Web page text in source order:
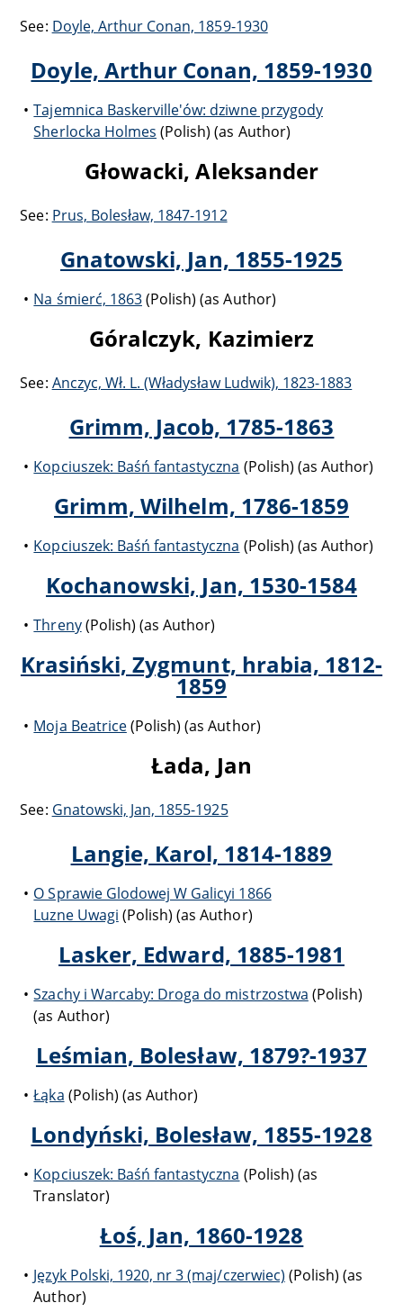
See: Doyle, Arthur Conan, 1859-1930
Doyle, Arthur Conan, 1859-1930
Tajemnica Baskerville'ów: dziwne przygody
Sherlocka Holmes (Polish) (as Author)
Głowacki, Aleksander
See: Prus, Bolesław, 1847-1912
Gnatowski, Jan, 1855-1925
Na śmierć, 1863(Polish) (as Author)
Góralczyk, Kazimierz
See: Anczyc, Wł. L. (Władysław Ludwik), 1823-1883
Grimm, Jacob, 1785-1863
Kopciuszek: Baśń fantastyczna (Polish) (as Author)
Grimm, Wilhelm, 1786-1859
Kopciuszek: Baśń fantastyczna (Polish) (as Author)
Kochanowski, Jan, 1530-1584
Threny(Polish) (as Author)
Krasiński, Zygmunt, hrabia, 1812-
1859
Moja Beatrice(Polish) (as Author)
Łada, Jan
See: Gnatowski, Jan, 1855-1925
Langie, Karol, 1814-1889
O Sprawie Glodowej W Galicyi 1866
Luzne Uwagi (Polish) (as Author)
Lasker, Edward, 1885-1981
Szachy i Warcaby: Droga do mistrzostwa (Polish)
(as Author)
Leśmian, Bolesław, 1879?-1937
Łąka (Polish) (as Author)
Londyński, Bolesław, 1855-1928
Kopciuszek: Baśń fantastyczna (Polish) (as
Translator)
Łoś, Jan, 1860-1928
Język Polski, 1920, nr 3 (maj/czerwiec) (Polish) (as
Author)